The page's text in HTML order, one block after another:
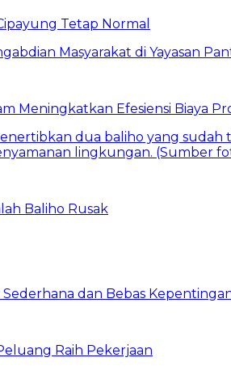
Tetap Normal
Meningkatkan Efesiensi Biaya
Baliho Rusak
dan Bebas
Raih Pekerjaan